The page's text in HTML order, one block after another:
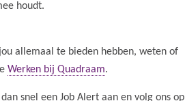
houdt.
allemaal te bieden hebben, weten of
Werken bij Quadraam.
snel een Job Alert aan en volg ons op